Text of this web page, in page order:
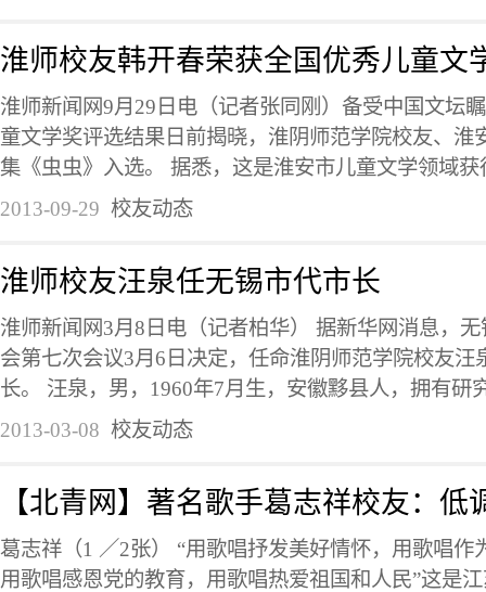
淮师校友韩开春荣获全国优秀儿童文
淮师新闻网9月29日电（记者张同刚）备受中国文坛
童文学奖评选结果日前揭晓，淮阴师范学院校友、淮
集《虫虫》入选。 据悉，这是淮安市儿童文学领域
2013-09-29 校友动态
淮师校友汪泉任无锡市代市长
淮师新闻网3月8日电（记者柏华） 据新华网消息，
会第七次会议3月6日决定，任命淮阴师范学院校友汪
长。 汪泉，男，1960年7月生，安徽黟县人，拥有研
2013-03-08 校友动态
【北青网】著名歌手葛志祥校友：低
葛志祥（1 ／2张） “用歌唱抒发美好情怀，用歌唱作
用歌唱感恩党的教育，用歌唱热爱祖国和人民”这是